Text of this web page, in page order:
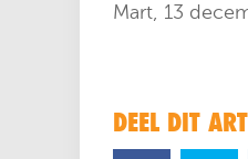
Mart, 13
DEEL DIT